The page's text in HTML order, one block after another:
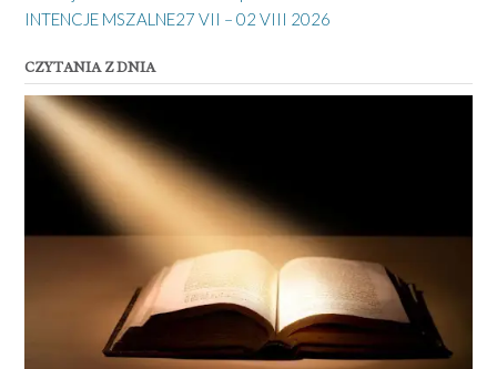
INTENCJE MSZALNE27 VII – 02 VIII 2026
CZYTANIA Z DNIA